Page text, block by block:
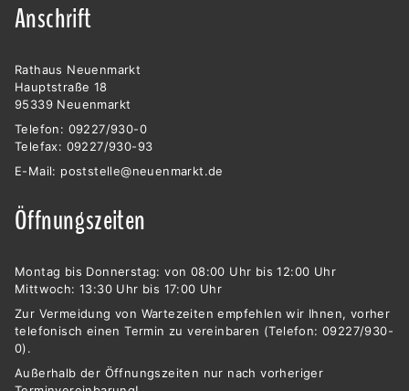
Anschrift
Rathaus Neuenmarkt
Hauptstraße 18
95339 Neuenmarkt
Telefon: 09227/930-0
Telefax: 09227/930-93
E-Mail: poststelle@neuenmarkt.de
Öffnungszeiten
Montag bis Donnerstag: von 08:00 Uhr bis 12:00 Uhr
Mittwoch: 13:30 Uhr bis 17:00 Uhr
Zur Vermeidung von Wartezeiten empfehlen wir Ihnen, vorher
telefonisch einen Termin zu vereinbaren (Telefon: 09227/930-
0).
Außerhalb der Öffnungszeiten nur nach vorheriger